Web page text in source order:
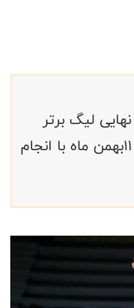
لیگ برتر
بسکتبال بانوان چهارشنبه ۱۱بهمن ماه با انجام